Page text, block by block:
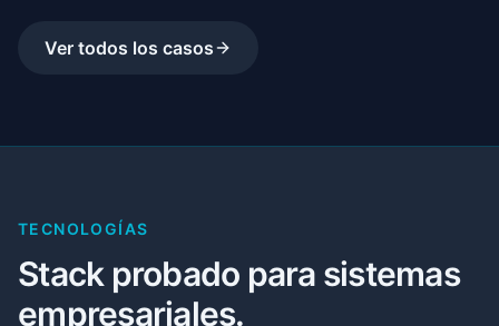
Ver todos los casos
TECNOLOGÍAS
Stack probado para sistemas
empresariales.